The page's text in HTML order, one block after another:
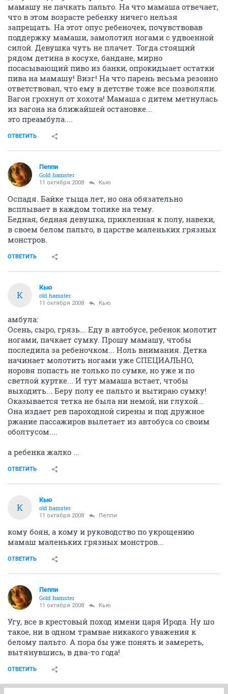
мамашу не пачкать пальто. На что мамаша отвечает,
что в этом возрасте ребенку ничего нельзя
запрещать. На этот опус ребеночек, почувствовав
поддержку мамаши, замолотил ногами с удвоенной
силой. Девушка чуть не плачет. Тогда стоящий
рядом детина в косухе, бандане, мирно
посасывающий пиво из банки, опрокидыает остатки
пива на мамашу! Визг! На что парень весьма резонно
ответствовал, что ему в детстве тоже все позволяли.
Вагон грохнул от хохота! Мамаша с дитем метнулась
из вагона на ближайшей остановке...
это преамбула....
ОТВЕТИТЬ
Пеппи
Gold hamster
11 октября 2008 Кью
Оспадя. Байке тыща лет, но она обязательно
всплывает в каждом топике на тему.
Бедная, бедная девушка, прикленная к полу, навеки,
в своем белом пальто, в царстве маленьких грязных
монстров.
ОТВЕТИТЬ
К
Кью
old hamster
11 октября 2008 Кью
амбула:
Осень, сыро, грязь... Еду в автобусе, ребенок молотит
ногами, пачкает сумку. Прошу мамашу, чтобы
последила за ребеночком... Ноль внимания. Детка
начинает молотить ногами уже СПЕЦИАЛЬНО,
норовя попасть не только по сумке, но уже и по
светлой куртке... И тут мамаша встает, чтобы
выходить... Беру полу ее пальто и вытираю сумку!
Оказывается тетка не была ни немой, ни глухой...
Она издает рев пароходной сирены и под дружное
ржание пассажиров вылетает из автобуса со своим
оболтусом....
а ребенка жалко ...
ОТВЕТИТЬ
К
Кью
old hamster
11 октября 2008 Пеппи
кому боян, а кому и руководство по укрощению
мамаш маленьких грязных монстров...
ОТВЕТИТЬ
Пеппи
Gold hamster
11 октября 2008 Кью
Угу, все в крестовый поход имени царя Ирода. Ну шо
такое, ни в одном трамвае никакого уважения к
белому пальто. А пора бы уже понять и замереть,
вытянувшись, в два-то года!
ОТВЕТИТЬ